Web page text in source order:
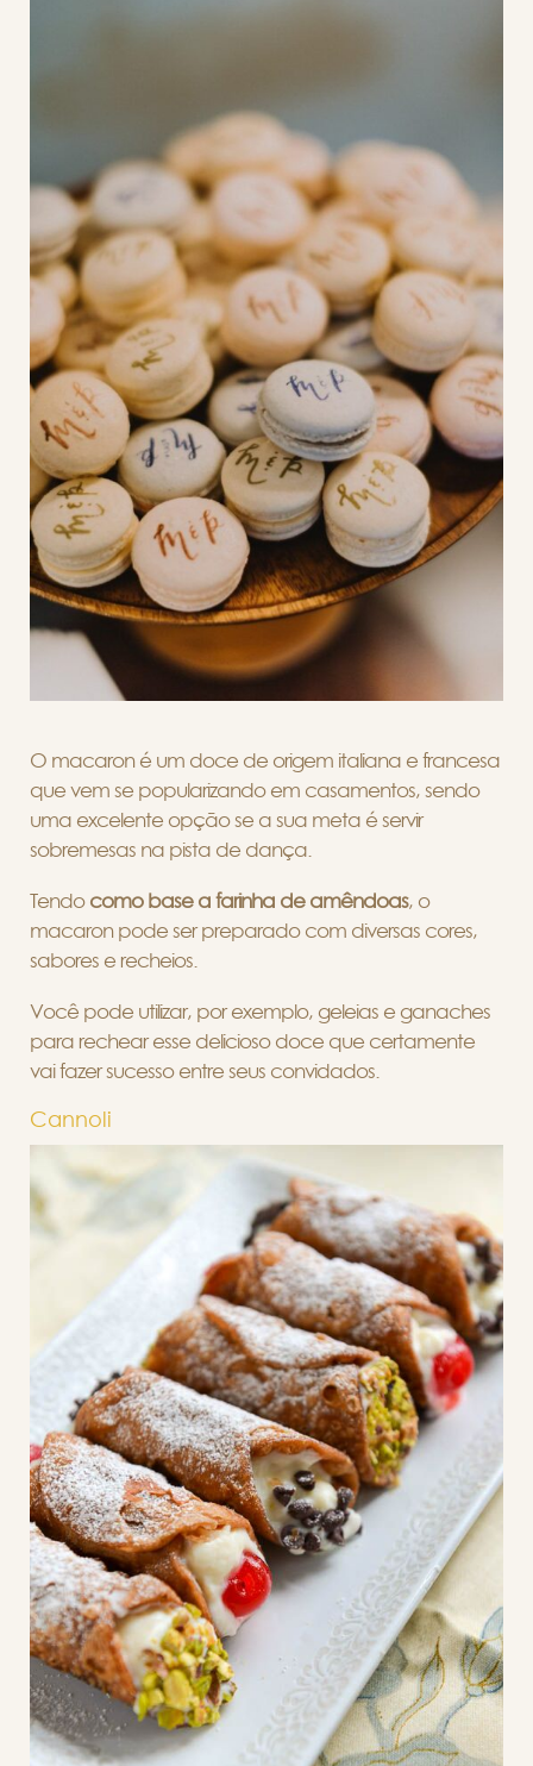
O macaron é um doce de origem italiana e francesa
que vem se popularizando em casamentos, sendo
uma excelente opção se a sua meta é servir
sobremesas na pista de dança.
Tendo como base a farinha de amêndoas, o
macaron pode ser preparado com diversas cores,
sabores e recheios.
Você pode utilizar, por exemplo, geleias e ganaches
para rechear esse delicioso doce que certamente
vai fazer sucesso entre seus convidados.
Cannoli